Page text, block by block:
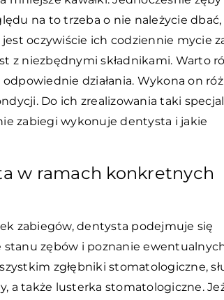
na to trzeba o nie należycie dbać,
oczywiście ich codziennie mycie
z niezbędnymi składnikami. Warto
działania. Wykona on
Do ich zrealizowania taki
zabiegi wykonuje dentysta i jakie
w ramach konkretnych
zabiegów, dentysta podejmuje się
zębów i poznanie
zgłębniki stomatologiczne,
a także lusterka stomatologiczne.